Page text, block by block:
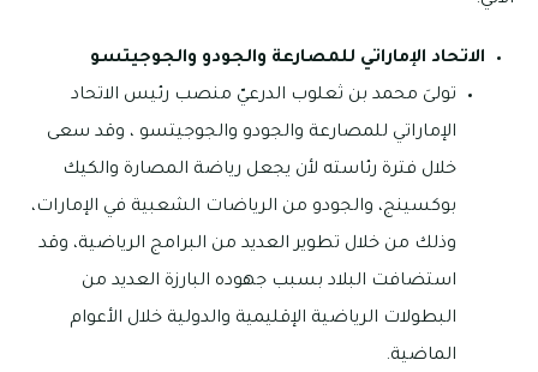
الاتحاد الإماراتي للمصارعة والجودو والجوجيتسو
تولىَ محمد بن ثعلوب الدرعيّ منصب رئيس الاتحاد
الإماراتي للمصارعة والجودو والجوجيتسو ، وقد سعى
خلال فترة رئاسته لأن يجعل رياضة المصارة والكيك
بوكسينج، والجودو من الرياضات الشعبية في الإمارات،
وذلك من خلال تطوير العديد من البرامج الرياضية، وقد
استضافت البلاد بسبب جهوده البارزة العديد من
البطولات الرياضية الإقليمية والدولية خلال الأعوام
الماضية.